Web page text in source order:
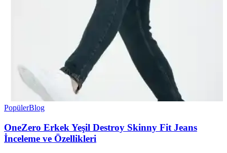
PopülerBlog
OneZero Erkek Yeşil Destroy Skinny Fit Jeans
İnceleme ve Özellikleri